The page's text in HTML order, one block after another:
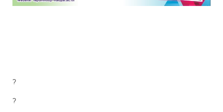
?
?